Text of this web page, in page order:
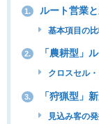
1. ルート営業
基本項目の
2. 「農耕型」
クロスセル
3. 「狩猟型」
見込み客の